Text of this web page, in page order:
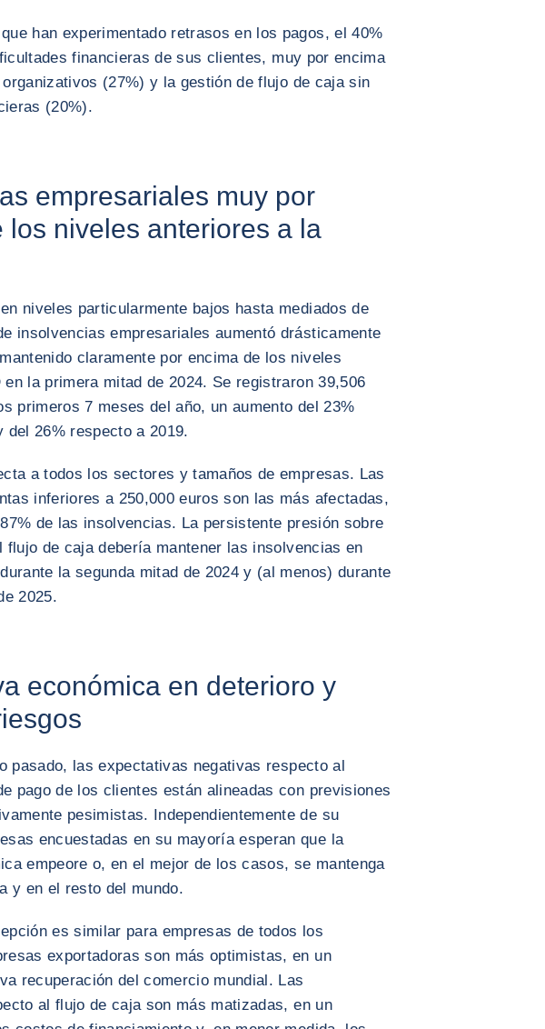
han experimentado retrasos en los pagos, el 40%
financieras de sus clientes, muy por encima
(27%) y la gestión de flujo de caja sin
(20%).
empresariales muy por
los niveles anteriores a la
niveles particularmente bajos hasta mediados de
insolvencias empresariales aumentó drásticamente
claramente por encima de los niveles
la primera mitad de 2024. Se registraron 39,506
primeros 7 meses del año, un aumento del 23%
del 26% respecto a 2019.
a todos los sectores y tamaños de empresas. Las
inferiores a 250,000 euros son las más afectadas,
de las insolvencias. La persistente presión sobre
flujo de caja debería mantener las insolvencias en
la segunda mitad de 2024 y (al menos) durante
2025.
económica en deterioro y
pasado, las expectativas negativas respecto al
pago de los clientes están alineadas con previsiones
pesimistas. Independientemente de su
encuestadas en su mayoría esperan que la
empeore o, en el mejor de los casos, se mantenga
y en el resto del mundo.
es similar para empresas de todos los
exportadoras son más optimistas, en un
recuperación del comercio mundial. Las
al flujo de caja son más matizadas, en un